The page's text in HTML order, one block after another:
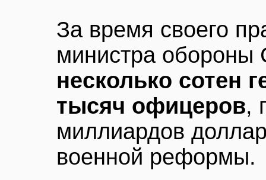
За время своего
министра
несколько сотен
тысяч офицеров,
миллиардов
военной реформы.